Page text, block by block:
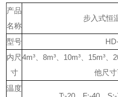
产品
名称
步入式恒
型号
内尺
寸
4m³、8m³、10m³、15m³、
他尺寸
温度